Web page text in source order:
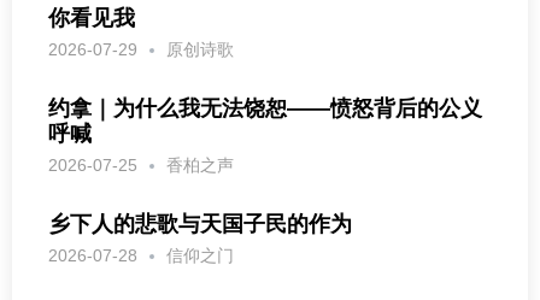
你看见我
2026-07-29 原创诗歌
约拿｜为什么我无法饶恕——愤怒背后的公义
呼喊
2026-07-25 香柏之声
乡下人的悲歌与天国子民的作为
2026-07-28 信仰之门